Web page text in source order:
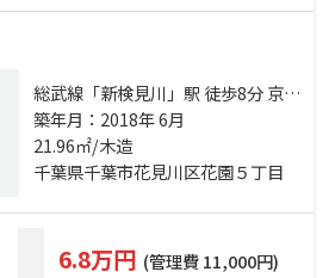
総武線「新検見川」駅 徒歩8分 京成
千葉線「検見川」駅 徒歩18分 総武
線「幕張」駅 徒歩26分
築年月：2018年 6月
21.96㎡/木造
千葉県千葉市花見川区花園５丁目
6.8万円 (管理費 11,000円)